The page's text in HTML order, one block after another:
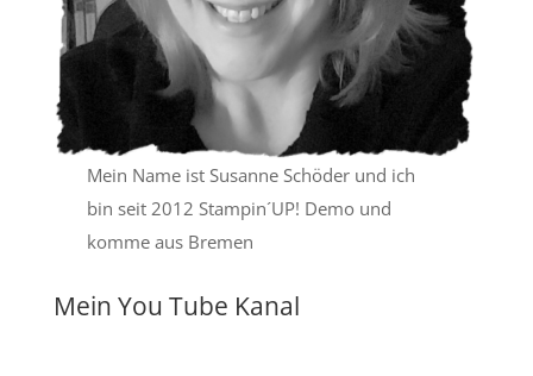
Mein Name ist Susanne Schöder und ich
bin seit 2012 Stampin´UP! Demo und
komme aus Bremen
Mein You Tube Kanal